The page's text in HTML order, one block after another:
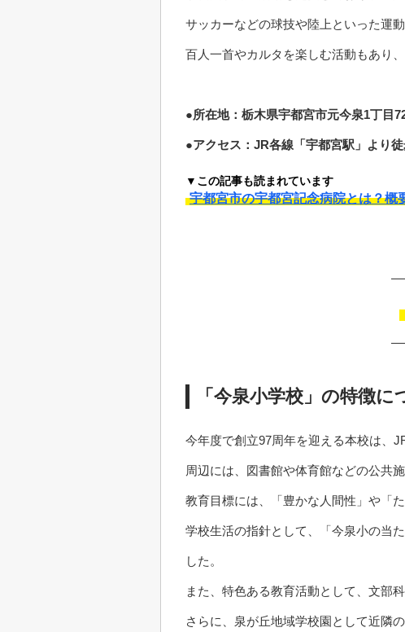
サッカーなどの球技や陸上といった運
百人一首やカルタを楽しむ活動もあり
●所在地：栃木県宇都宮市元今泉1丁目
●アクセス：JR各線「宇都宮駅」より
▼この記事も読まれています
宇都宮市の宇都宮記念病院とは？概
「今泉小学校」の特徴に
今年度で創立97周年を迎える本校は、
周辺には、図書館や体育館などの公共
教育目標には、「豊かな人間性」や「
学校生活の指針として、「今泉小の当
した。
また、特色ある教育活動として、文部
さらに、泉が丘地域学校園として近隣